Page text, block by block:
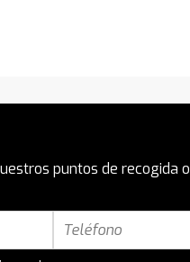
puntos de recogida o